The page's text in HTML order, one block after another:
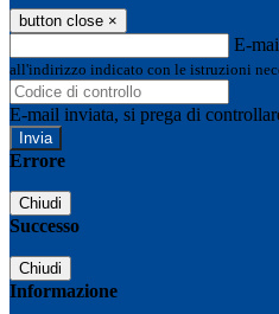
button close ×
E-
all'indirizzo indicato con le istruzioni
E-mail inviata, si prega di
Errore
Chiudi
Successo
Chiudi
Informazione